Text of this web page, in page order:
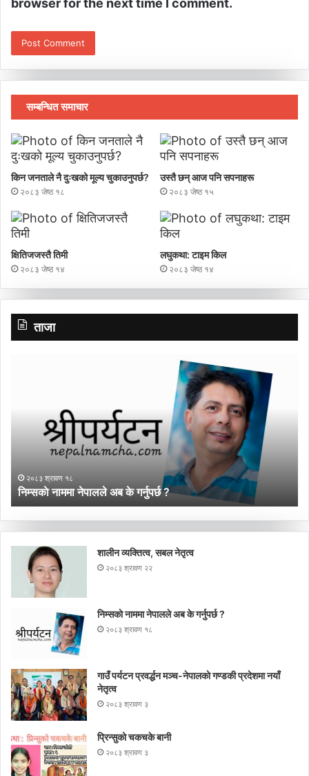
browser for the next time I comment.
सम्बन्धित समाचार
किन जनताले नै दुःखको मूल्य चुकाउनुपर्छ?
२०८३ जेष्ठ १८
उस्तै छन् आज पनि सपनाहरू
२०८३ जेष्ठ १५
क्षितिजजस्तै तिमी
२०८३ जेष्ठ १४
लघुकथा: टाइम किल
२०८३ जेष्ठ १४
ताजा
२०८३ श्रावण १८
निम्सकाे नाममा नेपालले अब के गर्नुपर्छ ?
शालीन व्यक्तित्व, सबल नेतृत्व
२०८३ श्रावण २२
निम्सकाे नाममा नेपालले अब के गर्नुपर्छ ?
२०८३ श्रावण १८
गाउँ पर्यटन प्रवर्द्धन मञ्च-नेपालकाे गण्डकी प्रदेशमा नयाँ
नेतृत्व
२०८३ श्रावण ३
प्रिन्सुको चकचके बानी
२०८३ श्रावण ३